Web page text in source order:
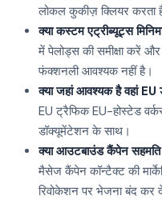
लोकल कुकीज़ क्लियर करता
क्या कस्टम एट्रीब्यूट्स
में पेलोड्स की समीक्षा करें और
फंक्शनली आवश्यक नहीं है।
क्या जहां आवश्यक है वहां EU
EU ट्रैफिक EU-होस्टेड
डॉक्यूमेंटेशन के साथ।
क्या आउटबाउंड कैंपेन
मैसेज कैंपेन कॉन्टैक्ट की
रिवोकेशन पर भेजना बंद कर